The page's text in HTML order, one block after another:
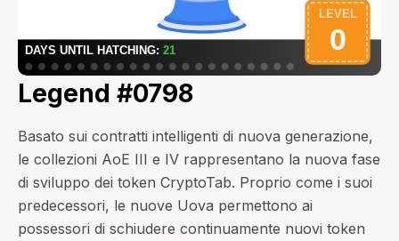
Legend #0798
Basato sui contratti intelligenti di nuova generazione,
le collezioni AoE III e IV rappresentano la nuova fase
di sviluppo dei token CryptoTab. Proprio come i suoi
predecessori, le nuove Uova permettono ai
possessori di schiudere continuamente nuovi token